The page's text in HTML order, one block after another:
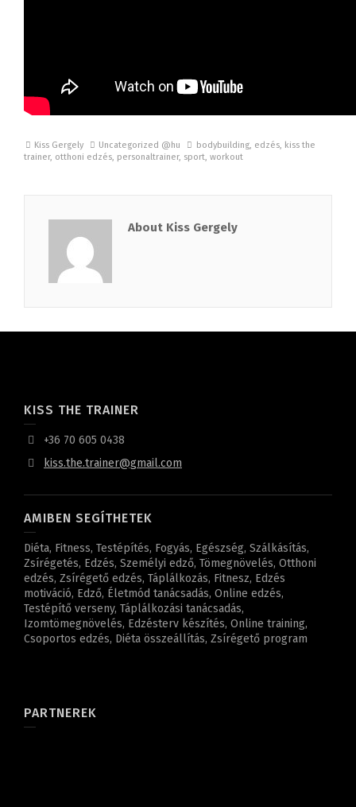
Kiss Gergely Uncategorized @hu bodybuilding, edzés, kiss the
trainer, otthoni edzés, personaltrainer, sport, workout
About Kiss Gergely
KISS THE TRAINER
+36 70 605 0438
kiss.the.trainer@gmail.com
AMIBEN SEGÍTHETEK
Diéta, Fitness, Testépítés, Fogyás, Egészség, Szálkásítás,
Zsírégetés, Edzés, Személyi edző, Tömegnövelés, Otthoni
edzés, Zsírégető edzés, Táplálkozás, Fitnesz, Edzés
motiváció, Edző, Életmód tanácsadás, Online edzés,
Testépítő verseny, Táplálkozási tanácsadás,
Izomtömegnövelés, Edzésterv készítés, Online training,
Csoportos edzés, Diéta összeállítás, Zsírégető program
PARTNEREK